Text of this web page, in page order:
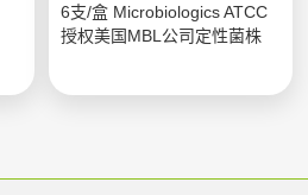
6支/盒 Microbiologics ATCC
授权美国MBL公司定性菌株